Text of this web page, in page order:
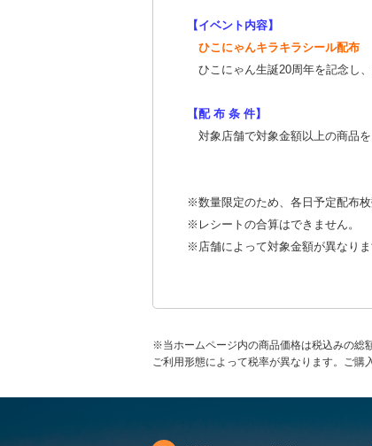
【イベント内容】
ひこにゃんキラキラシール配布
ひこにゃん生誕20周年を記念し
【配 布 条 件】
対象店舗で対象金額以上の商品を
※数量限定のため、各日予定配布枚
※レシートの合算はできません。
※店舗によって対象金額が異なり
※当ホームページ内の商品価格は税込みの総
ご利用形態によって税率が異なります。ご購